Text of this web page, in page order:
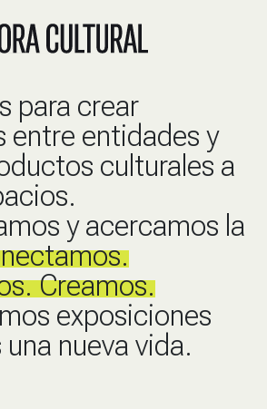
para crear
entre entidades y
culturales a
y acercamos la
Creamos.
exposiciones
nueva vida.